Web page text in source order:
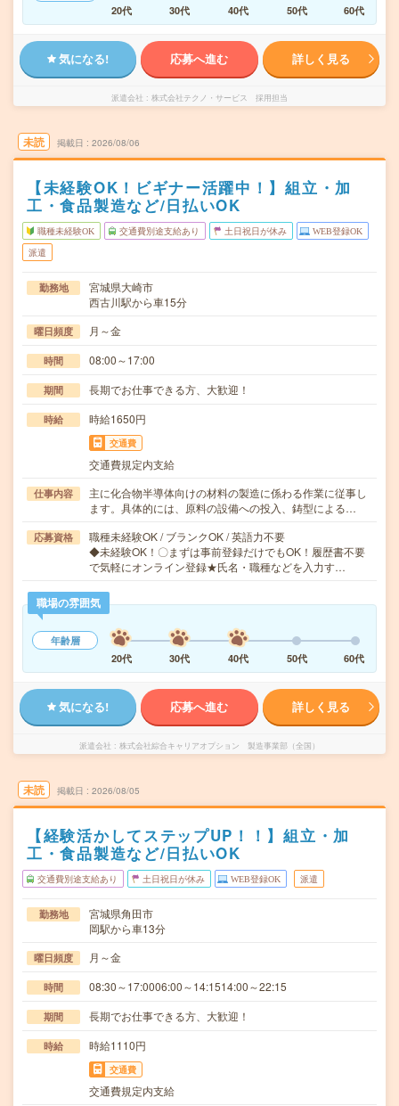
20代
30代 40代 50代 60代
気になる! 応募へ進む 詳しく見る
派遣会社 株式会社テクノ・サービス 採用担当
未読 掲載日 2026/08/06
【未経験OK！ビギナー活躍中！】組立・加
工・食品製造など/日払いOK
職種未経験OK 交通費別途支給あり 土日祝日が休み WEB登録OK
派遣
勤務地
宮城県大崎市
西古川駅から車15分
曜日頻度 月～金
時間 08:00～17:00
期間 長期でお仕事できる方、大歓迎！
時給 時給1650円
交通費
交通費規定内支給
仕事内容
主に化合物半導体向けの材料の製造に係わる作業に従事し
ます。具体的には、原料の設備への投入、鋳型による…
応募資格
職種未経験OK / ブランクOK / 英語力不要
◆未経験OK！〇まずは事前登録だけでもOK！履歴書不要
で気軽にオンライン登録★氏名・職種などを入力す…
職場の雰囲気
年齢層
20代
30代 40代 50代 60代
気になる! 応募へ進む 詳しく見る
派遣会社 株式会社綜合キャリアオプション 製造事業部（全国）
未読 掲載日 2026/08/05
【経験活かしてステップUP！！】組立・加
工・食品製造など/日払いOK
交通費別途支給あり 土日祝日が休み WEB登録OK 派遣
勤務地
宮城県角田市
岡駅から車13分
曜日頻度 月～金
時間 08:30～17:0006:00～14:1514:00～22:15
期間 長期でお仕事できる方、大歓迎！
時給 時給1110円
交通費
交通費規定内支給